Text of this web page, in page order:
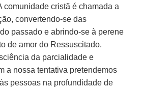
comunidade cristã é chamada a
convertendo-se das
passado e abrindo-se à perene
de amor do Ressuscitado.
da parcialidade e
a nossa tentativa pretendemos
pessoas na profundidade de